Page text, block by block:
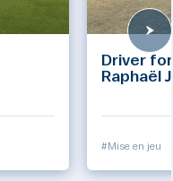
Driver
Raphaël
#Mise en jeu